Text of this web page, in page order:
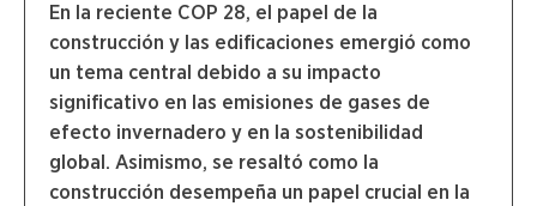
En la reciente COP 28, el papel de la
construcción y las edificaciones emergió como
un tema central debido a su impacto
significativo en las emisiones de gases de
efecto invernadero y en la sostenibilidad
global. Asimismo, se resaltó como la
construcción desempeña un papel crucial en la